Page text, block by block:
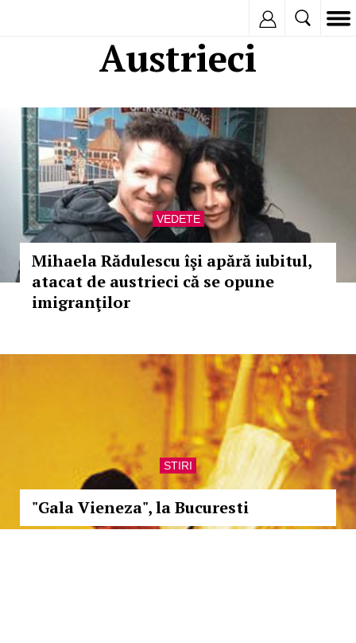
Austrieci
VEDETE
Mihaela Rădulescu îşi apără iubitul,
atacat de austrieci că se opune
imigranţilor
STIRI
"Gala Vieneza", la Bucuresti